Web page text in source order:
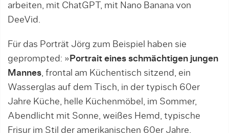
arbeiten, mit ChatGPT, mit Nano Banana von
DeeVid.
Für das Porträt Jörg zum Beispiel haben sie
geprompted: » Portrait eines schmächtigen jungen
Mannes , frontal am Küchentisch sitzend, ein
Wasserglas auf dem Tisch, in der typisch 60er
Jahre Küche, helle Küchenmöbel, im Sommer,
Abendlicht mit Sonne, weißes Hemd, typische
Frisur im Stil der amerikanischen 60er Jahre,